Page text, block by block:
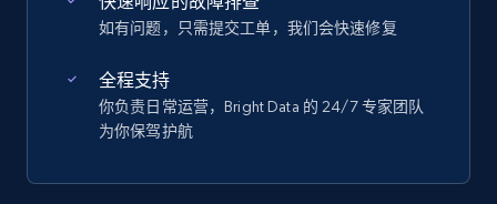
如有问题，只需提交工单，我们会快速修复
全程支持
你负责日常运营，Bright Data 的 24/7 专家团队
为你保驾护航